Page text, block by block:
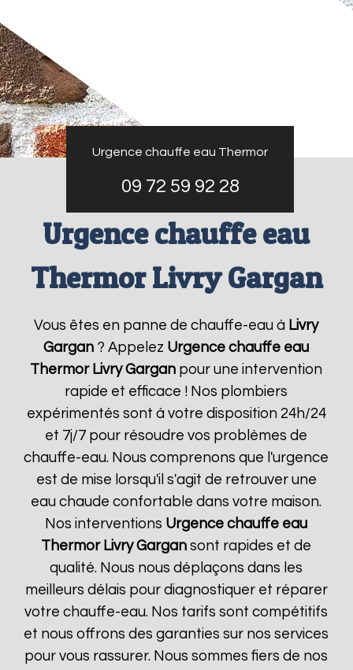
Urgence chauffe eau Thermor
09 72 59 92 28
Urgence chauffe eau
Thermor Livry Gargan
Vous êtes en panne de chauffe-eau à Livry
Gargan ? Appelez Urgence chauffe eau
Thermor Livry Gargan pour une intervention
rapide et efficace ! Nos plombiers
expérimentés sont à votre disposition 24h/24
et 7j/7 pour résoudre vos problèmes de
chauffe-eau. Nous comprenons que l'urgence
est de mise lorsqu'il s'agit de retrouver une
eau chaude confortable dans votre maison.
Nos interventions Urgence chauffe eau
Thermor Livry Gargan sont rapides et de
qualité. Nous nous déplaçons dans les
meilleurs délais pour diagnostiquer et réparer
votre chauffe-eau. Nos tarifs sont compétitifs
et nous offrons des garanties sur nos services
pour vous rassurer. Nous sommes fiers de nos